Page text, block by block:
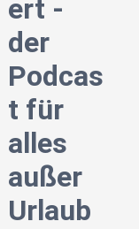
ert -
der
Podcas
t für
alles
außer
Urlaub